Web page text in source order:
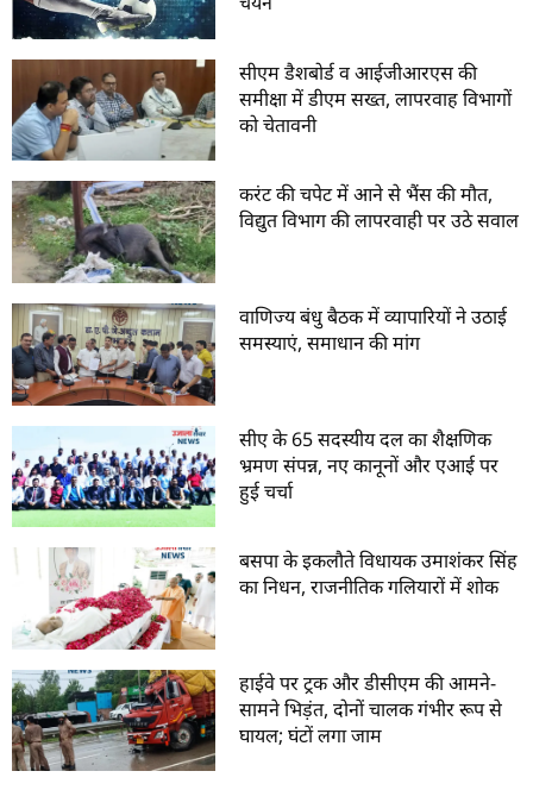
सीएम डैशबोर्ड व आईजीआरएस की
समीक्षा में डीएम सख्त, लापरवाह विभागों
को चेतावनी
करंट की चपेट में आने से भैंस की मौत,
विद्युत विभाग की लापरवाही पर उठे सवाल
वाणिज्य बंधु बैठक में व्यापारियों ने उठाई
समस्याएं, समाधान की मांग
सीए के 65 सदस्यीय दल का शैक्षणिक
भ्रमण संपन्न, नए कानूनों और एआई पर
हुई चर्चा
बसपा के इकलौते विधायक उमाशंकर सिंह
का निधन, राजनीतिक गलियारों में शोक
हाईवे पर ट्रक और डीसीएम की आमने-
सामने भिड़ंत, दोनों चालक गंभीर रूप से
घायल; घंटों लगा जाम